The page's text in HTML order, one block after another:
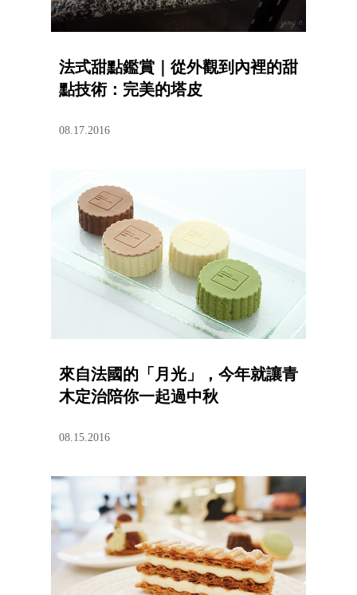
法式甜點鑑賞｜從外觀到內裡的甜
點技術：完美的塔皮
08.17.2016
來自法國的「月光」，今年就讓青
木定治陪你一起過中秋
08.15.2016